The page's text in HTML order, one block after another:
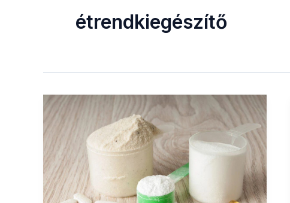
étrendkiegészítő